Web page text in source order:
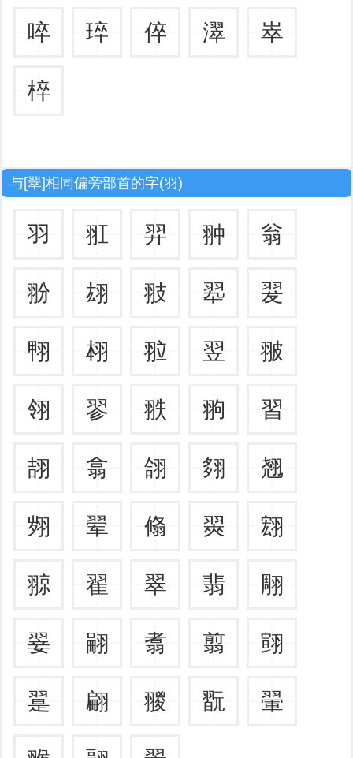
啐 琗 倅 濢 崒
椊
与[翠]相同偏旁部首的字(羽)
羽 羾 羿 翀 翁
翂 翃 翄 翆 翇
翈 翉 翋 翌 翍
翎 翏 翐 翑 習
翓 翕 翖 翗 翘
翙 翚 翛 翜 翝
翞 翟 翠 翡 翢
翣 翤 翥 翦 翧
翨 翩 翪 翫 翬